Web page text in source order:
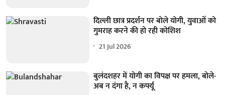
दिल्ली छात्र प्रदर्शन पर बोले योगी, युवाओं को
गुमराह करने की हो रही कोशिश
21 Jul 2026
बुलंदशहर में योगी का विपक्ष पर हमला, बोले-
अब न दंगा है, न कर्फ्यू